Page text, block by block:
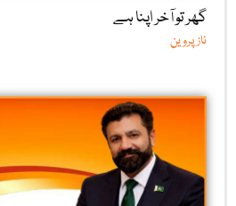
گھر تو آخر اپنا ہے
ناز پروین